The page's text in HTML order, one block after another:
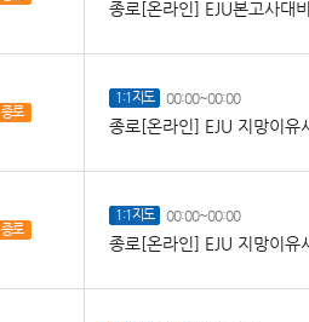
종로[온라인] EJU본고사대
종로
1:1지도 00:00~00:00
종로[온라인] EJU 지망이
종로
1:1지도 00:00~00:00
종로[온라인] EJU 지망이